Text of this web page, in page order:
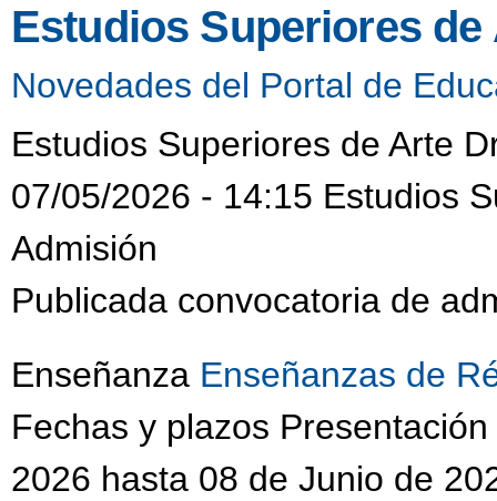
Estudios Superiores
Novedades del Portal de
Estudios Superiores de Arte
07/05/2026 - 14:15 Estudios
Admisión
Publicada convocatoria de
Enseñanza Enseñanzas de
Fechas y plazos
2026 hasta 08 de Junio de